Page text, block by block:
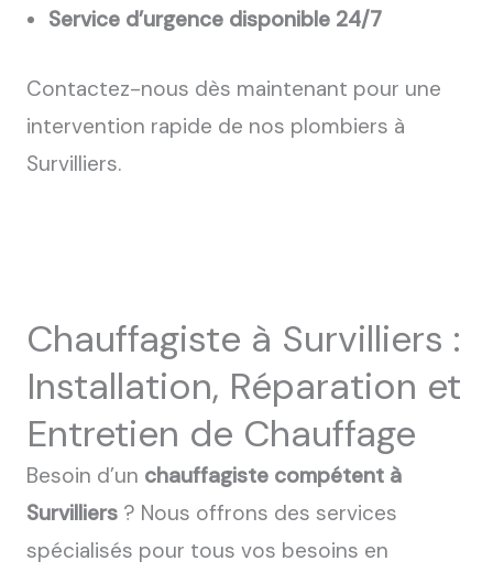
Service d’urgence disponible 24/7
Contactez-nous dès maintenant pour une
intervention rapide de nos plombiers à
Survilliers.
Chauffagiste à Survilliers :
Installation, Réparation et
Entretien de Chauffage
Besoin d’un chauffagiste compétent à
Survilliers ? Nous offrons des services
spécialisés pour tous vos besoins en